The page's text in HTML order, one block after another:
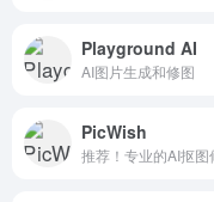
Playground AI
AI图片生成和修图
PicWish